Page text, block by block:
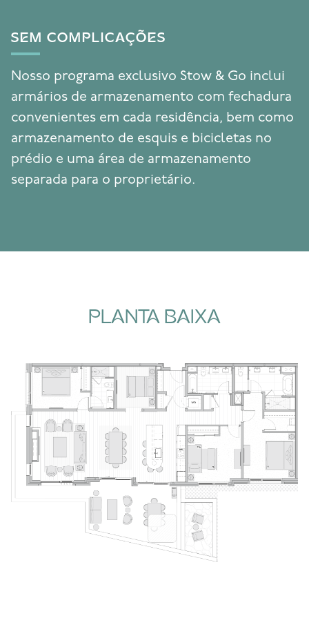
SEM COMPLICAÇÕES
Nosso programa exclusivo Stow & Go inclui
armários de armazenamento com fechadura
convenientes em cada residência, bem como
armazenamento de esquis e bicicletas no
prédio e uma área de armazenamento
separada para o proprietário.
PLANTA BAIXA